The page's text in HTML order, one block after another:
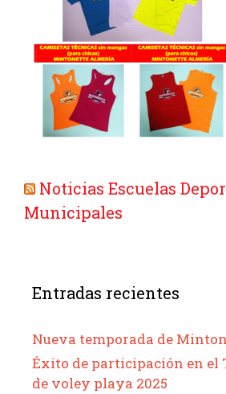
Noticias Escuelas
Municipales
Entradas recientes
Nueva temporada de
Éxito de participación en el
de voley playa 2025